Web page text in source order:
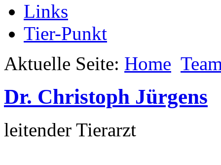
Links
Tier-Punkt
Aktuelle Seite: Home
Dr. Christoph Jürgens
leitender Tierarzt